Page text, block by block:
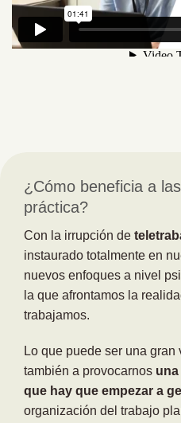
¿Cómo beneficia a
práctica?
Con la irrupción de
instaurado totalmente en
nuevos enfoques a nivel
la que afrontamos la
trabajamos.
Lo que puede ser una
también a provocarnos
que hay que empezar a
organización del trabajo